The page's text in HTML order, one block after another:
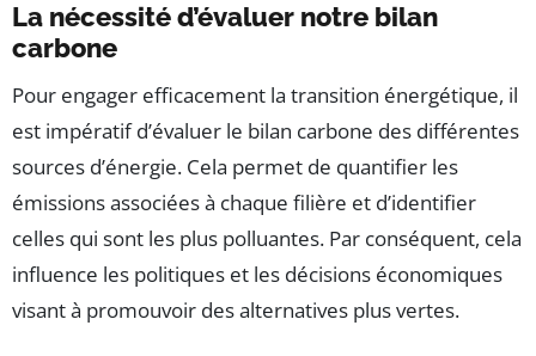
La nécessité d’évaluer notre bilan
carbone
Pour engager efficacement la transition énergétique, il
est impératif d’évaluer le bilan carbone des différentes
sources d’énergie. Cela permet de quantifier les
émissions associées à chaque filière et d’identifier
celles qui sont les plus polluantes. Par conséquent, cela
influence les politiques et les décisions économiques
visant à promouvoir des alternatives plus vertes.